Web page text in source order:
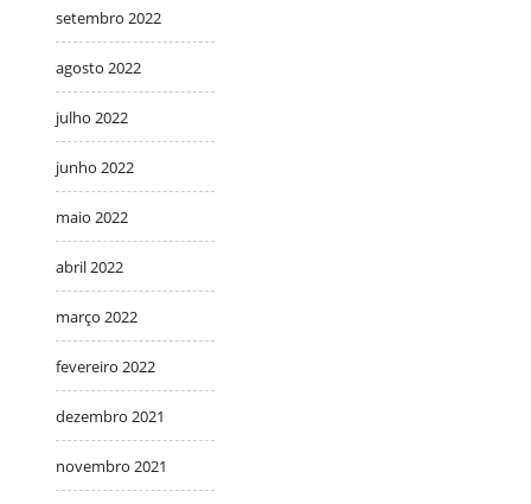
setembro 2022
agosto 2022
julho 2022
junho 2022
maio 2022
abril 2022
março 2022
fevereiro 2022
dezembro 2021
novembro 2021